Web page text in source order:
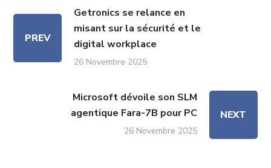
PREV
Getronics se relance en
misant sur la sécurité et le
digital workplace
26 Novembre 2025
Microsoft dévoile son SLM
agentique Fara-7B pour PC
26 Novembre 2025
NEXT